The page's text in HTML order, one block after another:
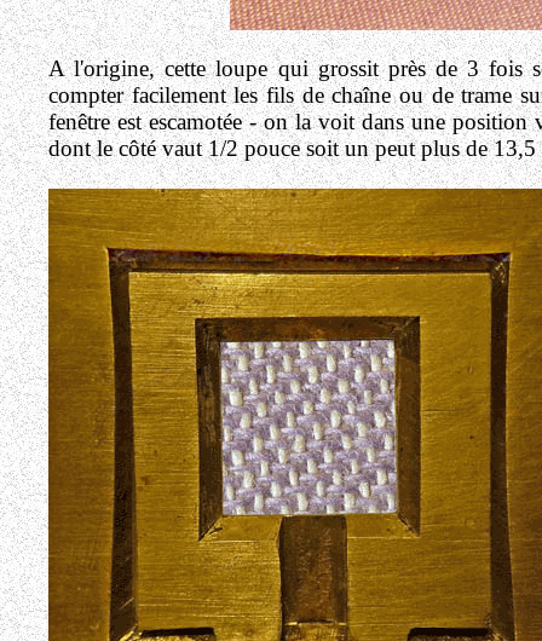
A l'origine, cette loupe qui grossit près de 3 fois
compter facilement les fils de chaîne ou de trame
fenêtre est escamotée - on la voit dans une position
dont le côté vaut 1/2 pouce soit un peut plus de